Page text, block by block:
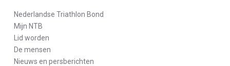
Nederlandse Triathlon Bond
Mijn NTB
Lid worden
De mensen
Nieuws en persberichten